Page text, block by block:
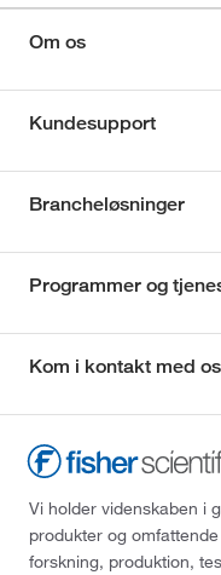
Om os
Kundesupport
Brancheløsninger
Programmer og
Kom i kontakt med os
Vi holder videnskaben i
produkter og
forskning, produktion,